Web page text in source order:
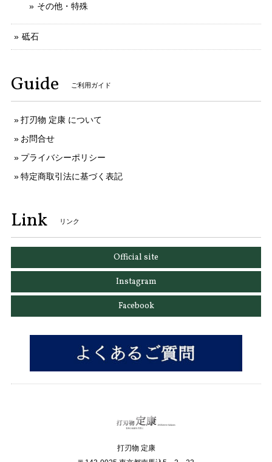
その他・特殊
砥石
Guide ご利用ガイド
打刃物 定康 について
お問合せ
プライバシーポリシー
特定商取引法に基づく表記
Link リンク
Official site
Instagram
Facebook
打刃物 定康